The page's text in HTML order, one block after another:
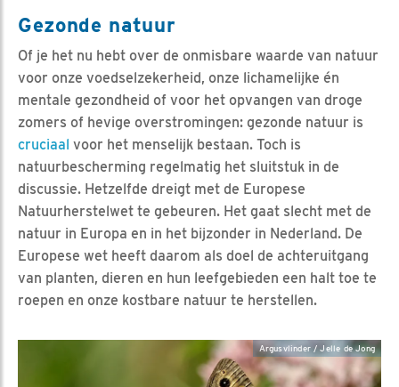
Gezonde natuur
Of je het nu hebt over de onmisbare waarde van natuur
voor onze voedselzekerheid, onze lichamelijke én
mentale gezondheid of voor het opvangen van droge
zomers of hevige overstromingen: gezonde natuur is
cruciaal voor het menselijk bestaan. Toch is
natuurbescherming regelmatig het sluitstuk in de
discussie. Hetzelfde dreigt met de Europese
Natuurherstelwet te gebeuren. Het gaat slecht met de
natuur in Europa en in het bijzonder in Nederland. De
Europese wet heeft daarom als doel de achteruitgang
van planten, dieren en hun leefgebieden een halt toe te
roepen en onze kostbare natuur te herstellen.
Argusvlinder / Jelle de Jong